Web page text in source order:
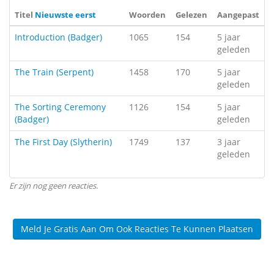
Titel Nieuwste eerst Woorden Gelezen Aangepast
Introduction (Badger) 1065 154
5 jaar
geleden
The Train (Serpent)
1458 170
5 jaar
geleden
The Sorting Ceremony
(Badger)
1126 154
5 jaar
geleden
The First Day (Slytherin)
1749 137
3 jaar
geleden
Er zijn nog geen reacties.
Meld Je Gratis Aan Om Ook Reacties Te Kunnen Plaatsen